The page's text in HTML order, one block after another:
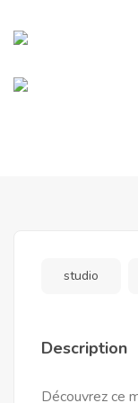
studio
Description
Découvrez ce